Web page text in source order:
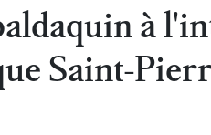
à
Saint-